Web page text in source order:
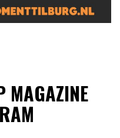
MAGAZINE